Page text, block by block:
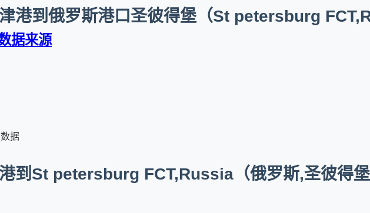
港到俄罗斯港口圣彼得堡（St petersburg
据来源
据
到St petersburg FCT,Russia（俄罗斯,圣彼得